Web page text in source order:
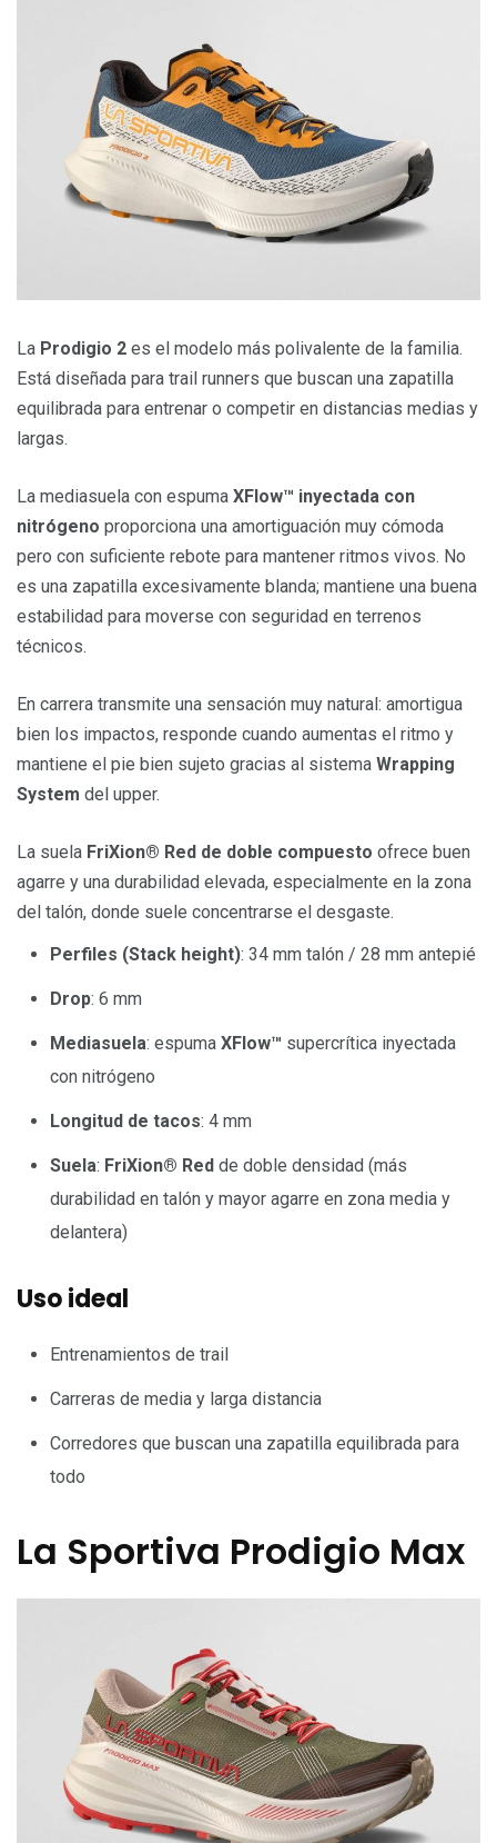
La Prodigio 2 es el modelo más polivalente de la familia.
Está diseñada para trail runners que buscan una zapatilla
equilibrada para entrenar o competir en distancias medias y
largas.
La mediasuela con espuma XFlow™ inyectada con
nitrógeno proporciona una amortiguación muy cómoda
pero con suficiente rebote para mantener ritmos vivos. No
es una zapatilla excesivamente blanda; mantiene una buena
estabilidad para moverse con seguridad en terrenos
técnicos.
En carrera transmite una sensación muy natural: amortigua
bien los impactos, responde cuando aumentas el ritmo y
mantiene el pie bien sujeto gracias al sistema Wrapping
System del upper.
La suela FriXion® Red de doble compuesto ofrece buen
agarre y una durabilidad elevada, especialmente en la zona
del talón, donde suele concentrarse el desgaste.
Perfiles (Stack height): 34 mm talón / 28 mm antepié
Drop: 6 mm
Mediasuela: espuma XFlow™ supercrítica inyectada
con nitrógeno
Longitud de tacos: 4 mm
Suela: FriXion® Red de doble densidad (más
durabilidad en talón y mayor agarre en zona media y
delantera)
Uso ideal
Entrenamientos de trail
Carreras de media y larga distancia
Corredores que buscan una zapatilla equilibrada para
todo
La Sportiva Prodigio Max